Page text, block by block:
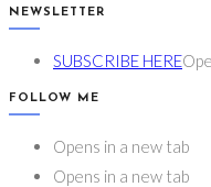
NEWSLETTER
SUBSCRIBE HERE
FOLLOW ME
Opens in a new tab
Opens in a new tab